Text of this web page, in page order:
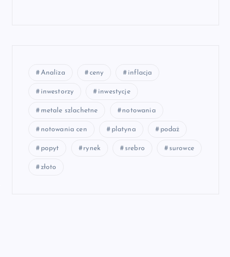
Analiza ceny inflacja
inwestorzy inwestycje
metale szlachetne notowania
notowania cen platyna podaż
popyt rynek srebro surowce
złoto